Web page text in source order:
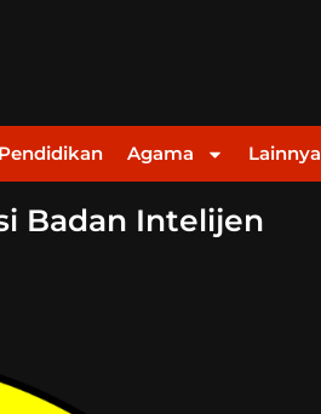
Pendidikan Agama Lainnya
Badan Intelijen